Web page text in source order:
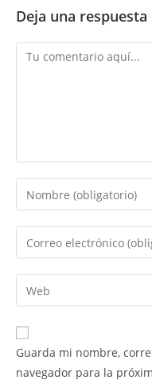
Deja una respuesta
Comentario
Introduce
tu
nombre
de
usuario
para
comentar
Introduce
tu
dirección
de
electrónico
para
comentar
Introduce
la
URL
de
Guarda mi nombre,
navegador para la